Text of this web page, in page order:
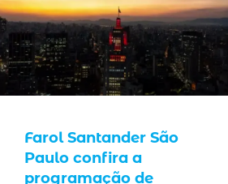
Farol Santander São
Paulo confira a
programação de